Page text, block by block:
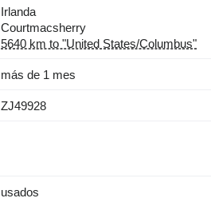
Irlanda
Courtmacsherry
5640 km to "United States/Columbus"
más de 1 mes
ZJ49928
usados